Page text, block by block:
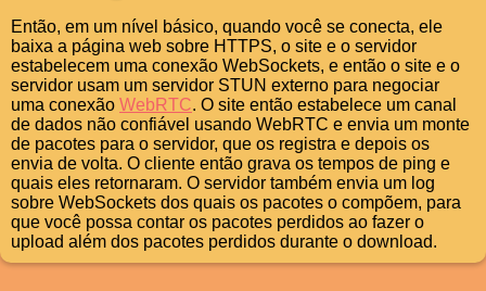
Então, em um nível básico, quando você se conecta, ele
baixa a página web sobre HTTPS, o site e o servidor
estabelecem uma conexão WebSockets, e então o site e o
servidor usam um servidor STUN externo para negociar
uma conexão WebRTC. O site então estabelece um canal
de dados não confiável usando WebRTC e envia um monte
de pacotes para o servidor, que os registra e depois os
envia de volta. O cliente então grava os tempos de ping e
quais eles retornaram. O servidor também envia um log
sobre WebSockets dos quais os pacotes o compõem, para
que você possa contar os pacotes perdidos ao fazer o
upload além dos pacotes perdidos durante o download.